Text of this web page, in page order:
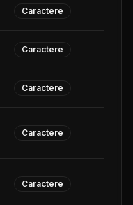
Caractere
Caractere
Caractere
Caractere
Caractere